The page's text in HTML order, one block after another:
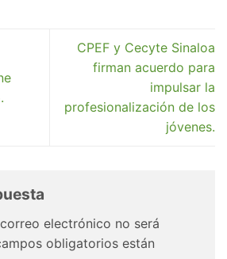
CPEF y Cecyte Sinaloa
firman acuerdo para
impulsar la
profesionalización de los
jóvenes.
electrónico no será
obligatorios están